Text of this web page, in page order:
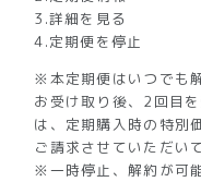
3.詳細を見る
4.定期便を停止
※本定期便はいつでも
お受け取り後、2回目
は、定期購入時の特別
ご請求させていただい
※一時停止、解約が可